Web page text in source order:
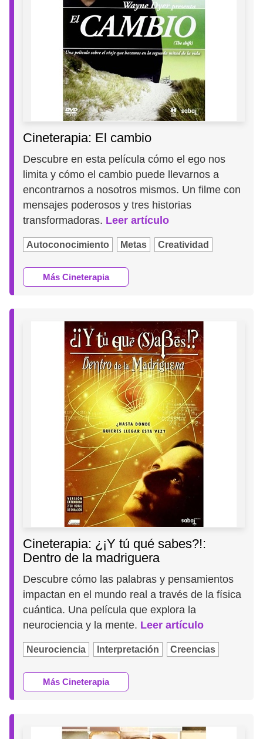
Cineterapia: El cambio
Descubre en esta película cómo el ego nos
limita y cómo el cambio puede llevarnos a
encontrarnos a nosotros mismos. Un filme con
mensajes poderosos y tres historias
transformadoras. Leer artículo
Autoconocimiento Metas Creatividad
Más Cineterapia
Cineterapia: ¿¡Y tú qué sabes?!:
Dentro de la madriguera
Descubre cómo las palabras y pensamientos
impactan en el mundo real a través de la física
cuántica. Una película que explora la
neurociencia y la mente. Leer artículo
Neurociencia Interpretación Creencias
Más Cineterapia